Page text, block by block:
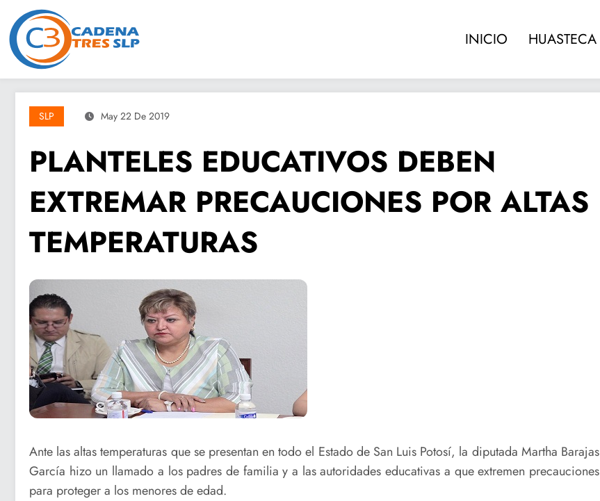
contenido
INICIO HUASTECA
SLP May 22 De 2019
PLANTELES EDUCATIVOS DEBEN
EXTREMAR PRECAUCIONES POR ALTAS
TEMPERATURAS
Ante las altas temperaturas que se presentan en todo el Estado de San Luis Potosí, la diputada Martha Barajas
García hizo un llamado a los padres de familia y a las autoridades educativas a que extremen precauciones
para proteger a los menores de edad.